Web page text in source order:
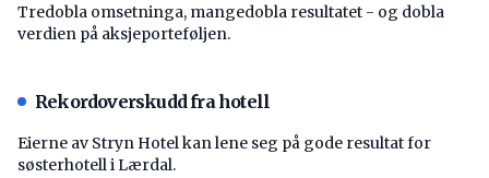
Tredobla omsetninga, mangedobla resultatet - og dobla
verdien på aksjeporteføljen.
Rekordoverskudd fra hotell
Eierne av Stryn Hotel kan lene seg på gode resultat for
søsterhotell i Lærdal.